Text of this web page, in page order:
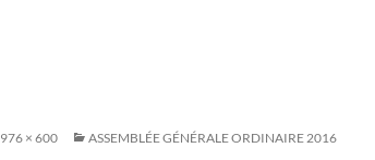
976 × 600 ASSEMBLÉE GÉNÉRALE ORDINAIRE 2016